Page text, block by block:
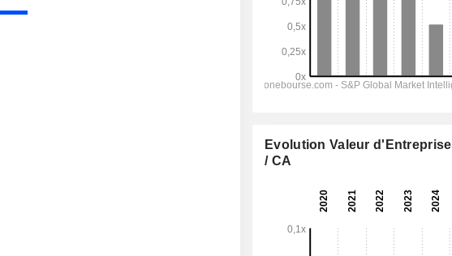
Evolution Valeur d'Entreprise
/ CA